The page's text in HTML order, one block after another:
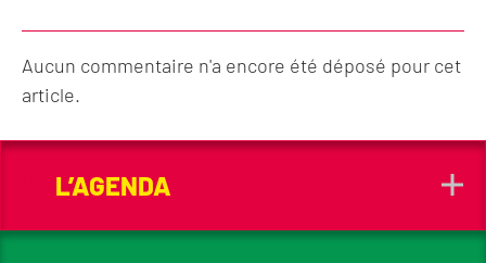
Aucun commentaire n'a encore été déposé pour cet
article.
L’AGENDA